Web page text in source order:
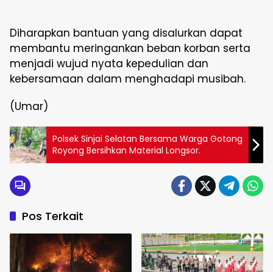
Diharapkan bantuan yang disalurkan dapat
membantu meringankan beban korban serta
menjadi wujud nyata kepedulian dan
kebersamaan dalam menghadapi musibah.
(Umar)
Polsek Sinjai Selatan Bersama Warga Gotong
Royong Bersihkan Material Longsor.
Pos Terkait